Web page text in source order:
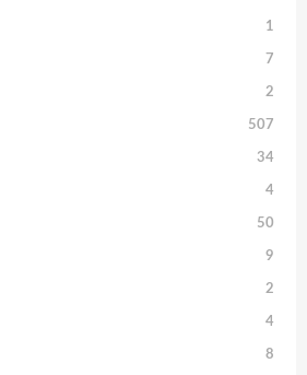
1
7
2
507
34
4
50
9
2
4
8